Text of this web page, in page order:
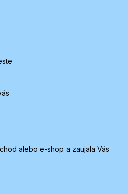
alebo e-shop a zaujala Vás